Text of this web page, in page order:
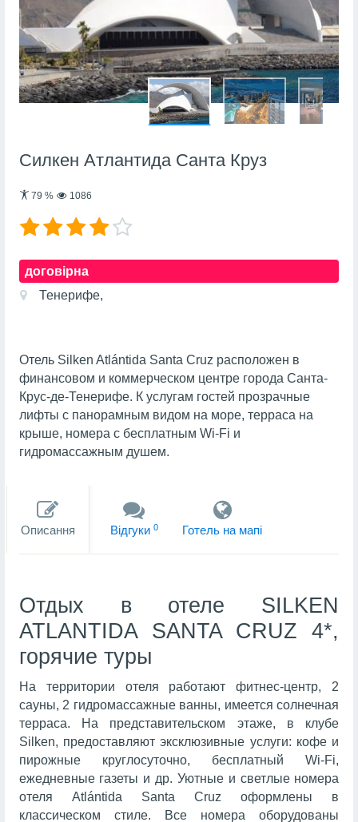
Силкен Атлантида Санта Круз
79 % 1086
договірна
Тенерифе,
Отель Silken Atlántida Santa Cruz расположен в
финансовом и коммерческом центре города Санта-
Крус-де-Тенерифе. К услугам гостей прозрачные
лифты с панорамным видом на море, терраса на
крыше, номера с бесплатным Wi-Fi и
гидромассажным душем.
Описання Вiдгуки 0 Готель на мапi
Отдых в отеле SILKEN
ATLANTIDA SANTA CRUZ 4*,
горячие туры
На территории отеля работают фитнес-центр, 2
сауны, 2 гидромассажные ванны, имеется солнечная
терраса. На представительском этаже, в клубе
Silken, предоставляют эксклюзивные услуги: кофе и
пирожные круглосуточно, бесплатный Wi-Fi,
ежедневные газеты и др. Уютные и светлые номера
отеля Atlántida Santa Cruz оформлены в
классическом стиле. Все номера оборудованы